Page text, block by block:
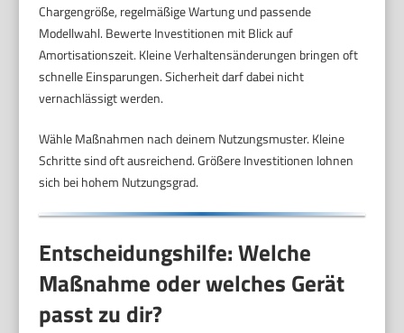
Chargengröße, regelmäßige Wartung und passende
Modellwahl. Bewerte Investitionen mit Blick auf
Amortisationszeit. Kleine Verhaltensänderungen bringen oft
schnelle Einsparungen. Sicherheit darf dabei nicht
vernachlässigt werden.
Wähle Maßnahmen nach deinem Nutzungsmuster. Kleine
Schritte sind oft ausreichend. Größere Investitionen lohnen
sich bei hohem Nutzungsgrad.
Entscheidungshilfe: Welche
Maßnahme oder welches Gerät
passt zu dir?